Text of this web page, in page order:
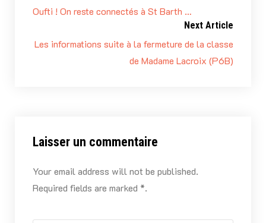
Oufti ! On reste connectés à St Barth …
Next Article
Les informations suite à la fermeture de la classe
de Madame Lacroix (P6B)
Laisser un commentaire
Your email address will not be published.
Required fields are marked *.